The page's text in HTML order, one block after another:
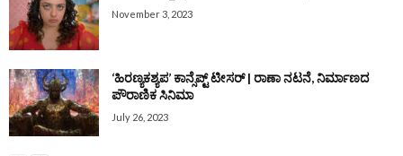
November 3, 2023
‘ಹಿರಣ್ಯಕಶ್ಯಪ’ ಕಾನ್ಸೆಪ್ಟ್‌ ಟೀಸರ್‌ | ರಾಣಾ ನಟನೆ, ನಿರ್ಮಾಣದ
ಪೌರಾಣಿಕ ಸಿನಿಮಾ
July 26, 2023